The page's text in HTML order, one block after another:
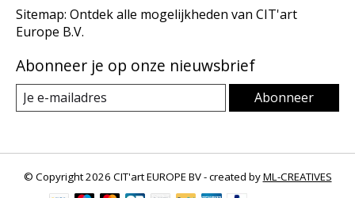
Sitemap: Ontdek alle mogelijkheden van CIT'art
Europe B.V.
Abonneer je op onze nieuwsbrief
Abonneer
© Copyright 2026 CIT'art EUROPE BV - created byML-CREATIVES